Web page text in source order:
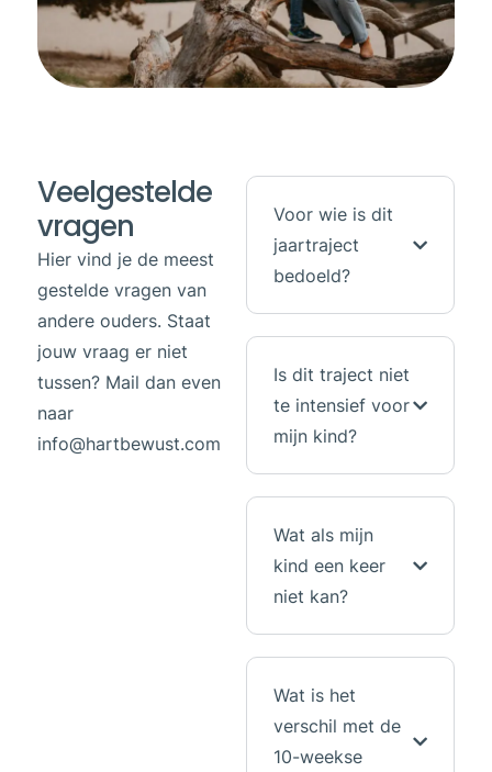
Veelgestelde
vragen
Hier vind je de meest
gestelde vragen van
andere ouders. Staat
jouw vraag er niet
tussen? Mail dan even
naar
info@hartbewust.com
Voor wie is dit
jaartraject
bedoeld?
Is dit traject niet
te intensief voor
mijn kind?
Wat als mijn
kind een keer
niet kan?
Wat is het
verschil met de
10-weekse